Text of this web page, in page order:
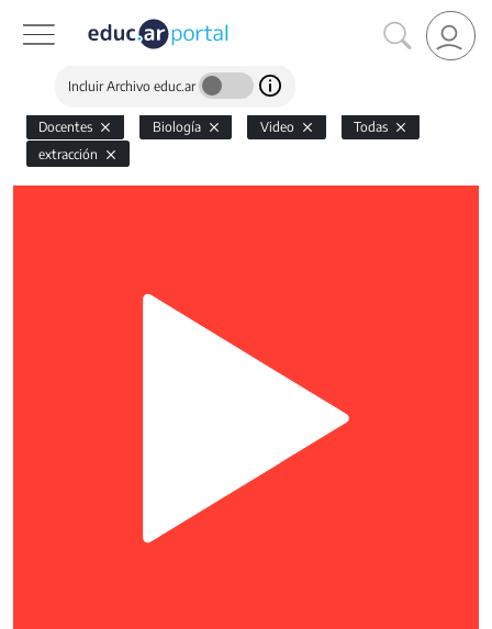
Incluir Archivo educ.ar
Docentes Biología Video
Todas
extracción